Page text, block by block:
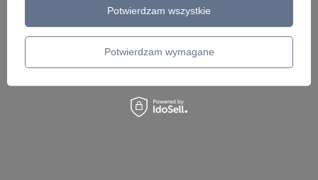
Lampa wisząca 4-punktowa nad stół 4xE27 RAVEN
Just Light 15305-18
Lampa sufitowa
linią świetlną
348,00 zł / szt.
Potwierdzam wymagane
Potwierdzam wszystkie